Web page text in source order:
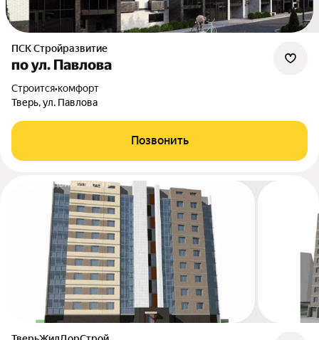
ПСК Стройразвитие
по ул. Павлова
Строится•комфорт
Тверь, ул. Павлова
Позвонить